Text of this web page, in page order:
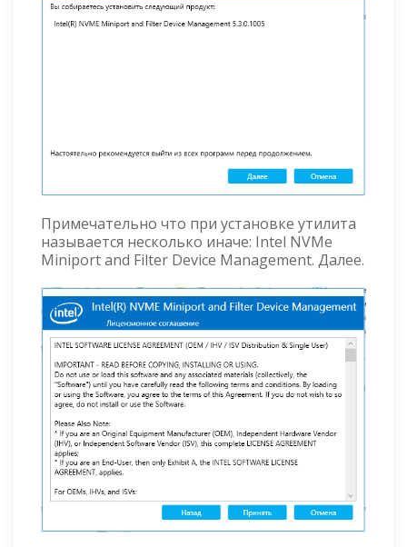
Примечательно что при установке утилита
называется несколько иначе: Intel NVMe
Miniport and Filter Device Management. Далее.